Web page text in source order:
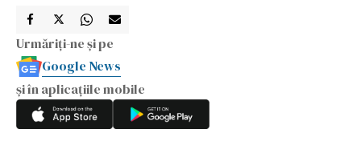
Urmăriți-ne și pe
Google News
și în aplicațiile mobile